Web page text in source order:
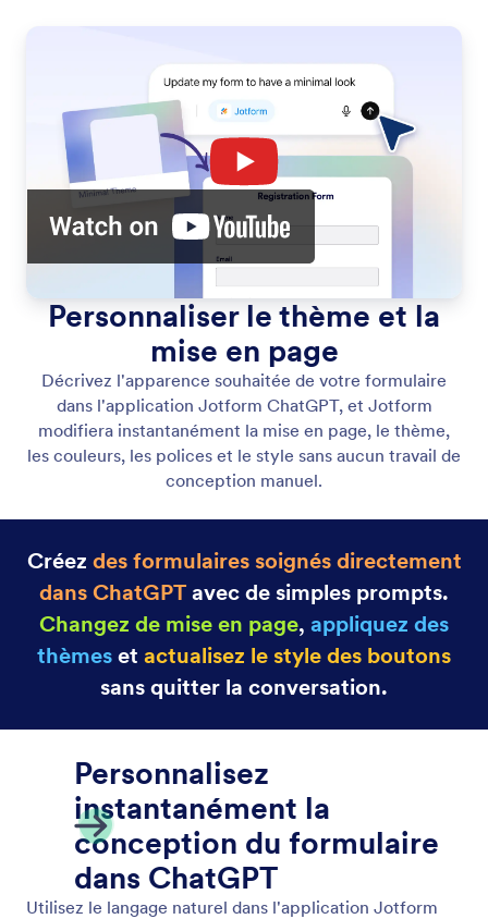
Personnaliser le thème et la
mise en page
Décrivez l'apparence souhaitée de votre formulaire
dans l'application Jotform ChatGPT, et Jotform
modifiera instantanément la mise en page, le thème,
les couleurs, les polices et le style sans aucun travail de
conception manuel.
Créez des formulaires soignés directement
dans ChatGPTavec de simples prompts.
Changez de mise en page, appliquez des
thèmeset actualisez le style des boutons
sans quitter la conversation.
Personnalisez
instantanément la
conception du formulaire
dans ChatGPT
Utilisez le langage naturel dans l'application Jotform